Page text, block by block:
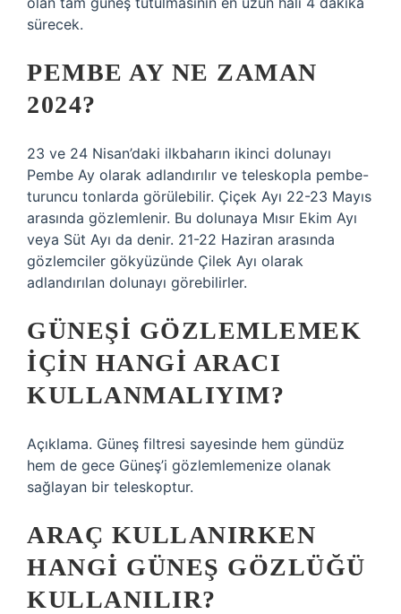
sürecek.
PEMBE AY NE ZAMAN
2024?
23 ve 24 Nisan’daki ilkbaharın ikinci dolunayı
Pembe Ay olarak adlandırılır ve teleskopla pembe-
turuncu tonlarda görülebilir. Çiçek Ayı 22-23 Mayıs
arasında gözlemlenir. Bu dolunaya Mısır Ekim Ayı
veya Süt Ayı da denir. 21-22 Haziran arasında
gözlemciler gökyüzünde Çilek Ayı olarak
adlandırılan dolunayı görebilirler.
GÜNEŞI GÖZLEMLEMEK
IÇIN HANGI ARACI
KULLANMALIYIM?
Açıklama. Güneş filtresi sayesinde hem gündüz
hem de gece Güneş’i gözlemlemenize olanak
sağlayan bir teleskoptur.
ARAÇ KULLANIRKEN
HANGI GÜNEŞ GÖZLÜĞÜ
KULLANILIR?